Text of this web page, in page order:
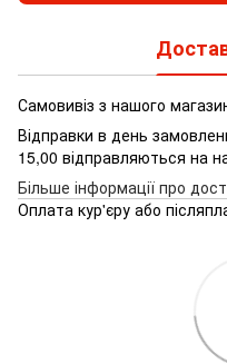
Самовивіз з нашого
Відправки в день
15,00 відправляються на
Більше інформації про
Оплата кур'єру або